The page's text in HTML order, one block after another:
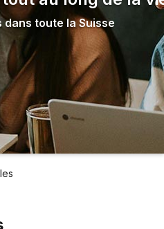
dans toute la Suisse